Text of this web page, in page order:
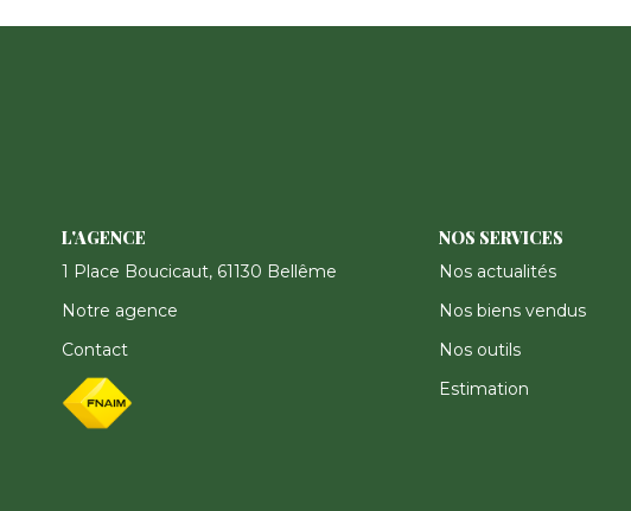
L'AGENCE
1 Place Boucicaut, 61130 Bellême
Notre agence
Contact
NOS SERVICES
Nos actualités
Nos biens vendus
Nos outils
Estimation